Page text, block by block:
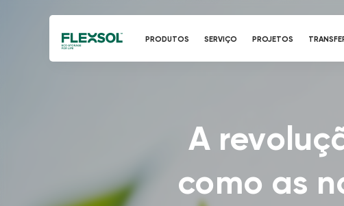
PRODUTOS SERVIÇO PROJETOS
A
como as